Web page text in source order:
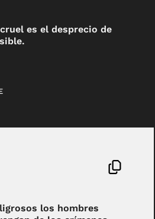
es el desprecio de
los hombres